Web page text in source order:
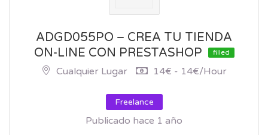
ADGD055PO – CREA TU TIENDA
ON-LINE CON PRESTASHOP
filled
Cualquier Lugar 14€ - 14€/hour
Freelance
Publicado hace 1 año